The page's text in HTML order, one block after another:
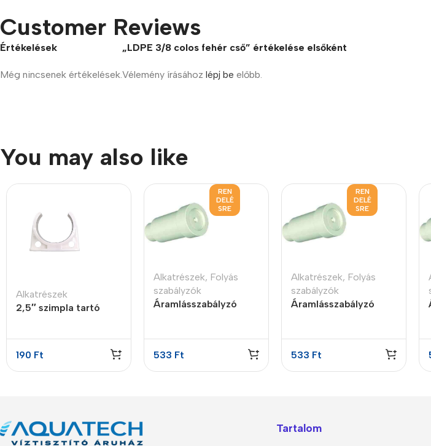
Customer Reviews
Értékelések
Még nincsenek értékelések.
„LDPE 3/8 colos fehér cső” értékelése elsőként
Vélemény írásához lépj be előbb.
You may also like
Alkatrészek
2,5″ szimpla tartó
190 Ft
REN
DELÉ
SRE
Alkatrészek, Folyás
szabályzók
Áramlásszabályzó
533 Ft
REN
DELÉ
SRE
Alkatrészek, Folyás
szabályzók
Áramlásszabályzó
533 Ft
Tartalom